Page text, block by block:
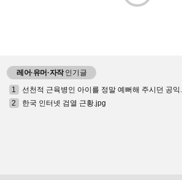
레어·유머·자작인기글
1
선천적 근육병인 아이를 정말 예뻐해 주시던 공익...
2 한국 인터넷 검열 근황.jpg